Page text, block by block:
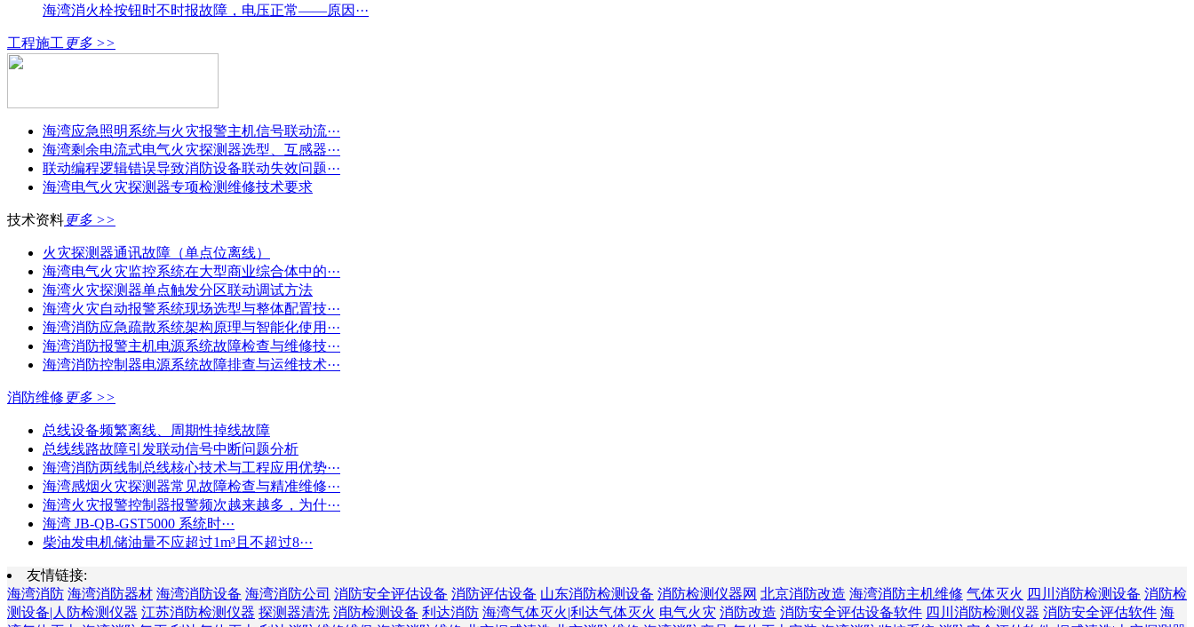
海湾消火栓按钮时不时报故障，电压正常——原因···
工程施工 更多 >>
海湾应急照明系统与火灾报警主机信号联动流···
海湾剩余电流式电气火灾探测器选型、互感器···
联动编程逻辑错误导致消防设备联动失效问题···
海湾电气火灾探测器专项检测维修技术要求
技术资料更多 >>
火灾探测器通讯故障（单点位离线）
海湾电气火灾监控系统在大型商业综合体中的···
海湾火灾探测器单点触发分区联动调试方法
海湾火灾自动报警系统现场选型与整体配置技···
海湾消防应急疏散系统架构原理与智能化使用···
海湾消防报警主机电源系统故障检查与维修技···
海湾消防控制器电源系统故障排查与运维技术···
消防维修 更多 >>
总线设备频繁离线、周期性掉线故障
总线线路故障引发联动信号中断问题分析
海湾消防两线制总线核心技术与工程应用优势···
海湾感烟火灾探测器常见故障检查与精准维修···
海湾火灾报警控制器报警频次越来越多，为什···
海湾 JB-QB-GST5000 系统时···
柴油发电机储油量不应超过1m³且不超过8···
友情链接:
海湾消防 海湾消防器材 海湾消防设备 海湾消防公司 消防安全评估设备 消防评估设备 山东消防检测设备 消防检测仪器网 北京消防改造 海湾消防主机维修 气体灭火 四川消防检测设备 消防检
测设备|人防检测仪器 江苏消防检测仪器 探测器清洗 消防检测设备 利达消防 海湾气体灭火|利达气体灭火 电气火灾 消防改造 消防安全评估设备软件 四川消防检测仪器 消防安全评估软件 海